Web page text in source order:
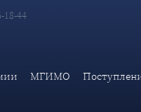
18-44
МГИМО
в стенах Академии.